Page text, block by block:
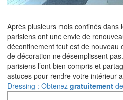
Après plusieurs mois confinés dans
parisiens ont une envie de
déconfinement tout est de nouveau
de décoration ne désemplissent
parisiens l’ont bien compris et
astuces pour rendre votre intérieur
Dressing : Obtenez gratuitement